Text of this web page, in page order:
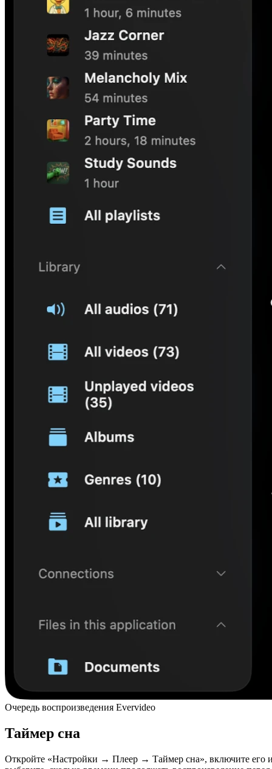
Очередь воспроизведения Evervideo
Таймер сна
Откройте «Настройки → Плеер → Таймер сна», включите его